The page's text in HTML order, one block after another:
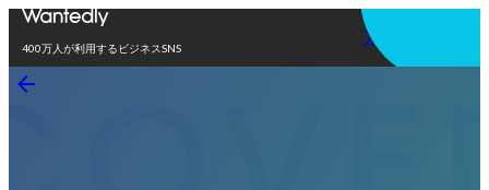
400万人が利用するビジネスSNS
アプリを使う